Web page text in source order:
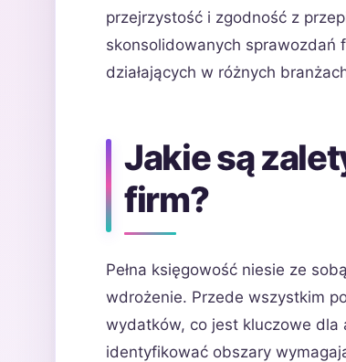
przejrzystość i zgodność z
skonsolidowanych sprawozdań
działających w różnych
Jakie są
firm?
Pełna księgowość niesie ze
wdrożenie. Przede wszystkim
wydatków, co jest kluczowe dla
identyfikować obszary